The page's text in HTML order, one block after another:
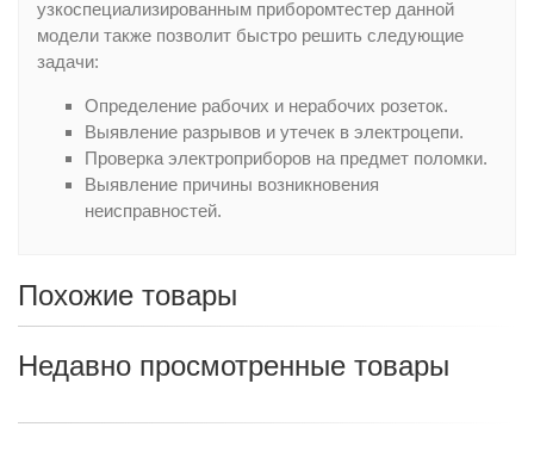
узкоспециализированным приборомтестер данной
модели также позволит быстро решить следующие
задачи:
Определение рабочих и нерабочих розеток.
Выявление разрывов и утечек в электроцепи.
Проверка электроприборов на предмет поломки.
Выявление причины возникновения
неисправностей.
Похожие товары
Недавно просмотренные товары